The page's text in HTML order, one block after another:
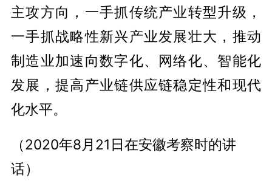
主攻方向，一手抓传统产业转型升级，
一手抓战略性新兴产业发展壮大，推动
制造业加速向数字化、网络化、智能化
发展，提高产业链供应链稳定性和现代
化水平。
（2020年8月21日在安徽考察时的讲
话）